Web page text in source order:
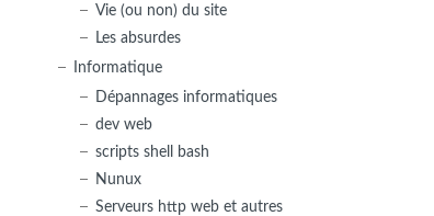
Vie (ou non) du site
Les absurdes
Informatique
Dépannages informatiques
dev web
scripts shell bash
Nunux
Serveurs http web et autres